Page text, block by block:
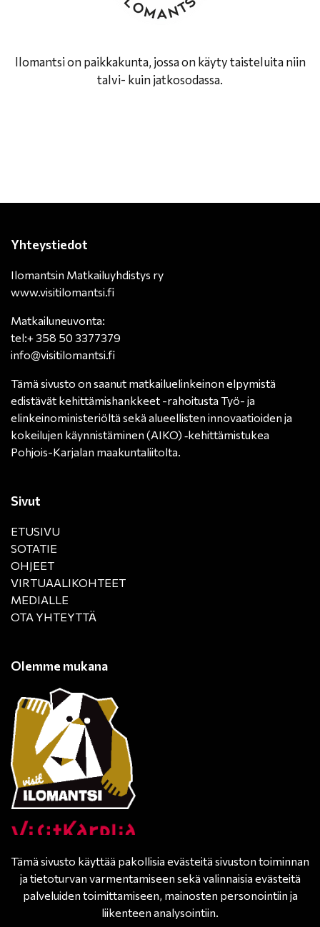
Tämä sivusto käyttää pakollisia evästeitä sivuston toiminnan
ja tietoturvan varmentamiseen sekä valinnaisia evästeitä
palveluiden toimittamiseen, mainosten personointiin ja
liikenteen analysointiin.
Ilomantsi on paikkakunta, jossa on käyty taisteluita niin
talvi- kuin jatkosodassa.
Yhteystiedot
Ilomantsin Matkailuyhdistys ry
www.visitilomantsi.fi
Matkailuneuvonta:
tel:+ 358 50 3377379
info@visitilomantsi.fi
Tämä sivusto on saanut matkailuelinkeinon elpymistä
edistävät kehittämishankkeet -rahoitusta Työ- ja
elinkeinoministeriöltä sekä alueellisten innovaatioiden ja
kokeilujen käynnistäminen (AIKO) ‑kehittämistukea
Pohjois-Karjalan maakuntaliitolta.
Sivut
ETUSIVU
SOTATIE
OHJEET
VIRTUAALIKOHTEET
MEDIALLE
OTA YHTEYTTÄ
Olemme mukana